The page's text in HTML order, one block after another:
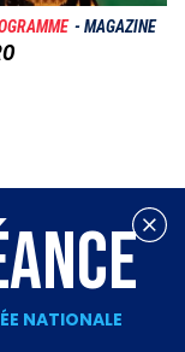
MAGAZINE
NATIONALE